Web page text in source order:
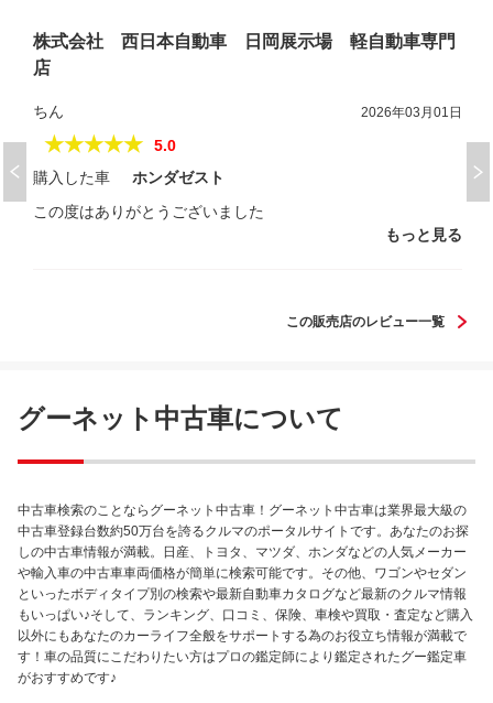
株式会社 西日本自動車 日岡展示場 軽自動車専門
店
ちん 2026年03月01日
★★★★★
5.0
購入した車
ホンダゼスト
この度はありがとうございました
もっと見る
この販売店のレビュー一覧
グーネット中古車について
中古車検索のことならグーネット中古車！グーネット中古車は業界最大級の
中古車登録台数約50万台を誇るクルマのポータルサイトです。あなたのお探
しの中古車情報が満載。日産、トヨタ、マツダ、ホンダなどの人気メーカー
や輸入車の中古車車両価格が簡単に検索可能です。その他、ワゴンやセダン
といったボディタイプ別の検索や最新自動車カタログなど最新のクルマ情報
もいっぱい♪そして、ランキング、口コミ、保険、車検や買取・査定など購入
以外にもあなたのカーライフ全般をサポートする為のお役立ち情報が満載で
す！車の品質にこだわりたい方はプロの鑑定師により鑑定されたグー鑑定車
がおすすめです♪